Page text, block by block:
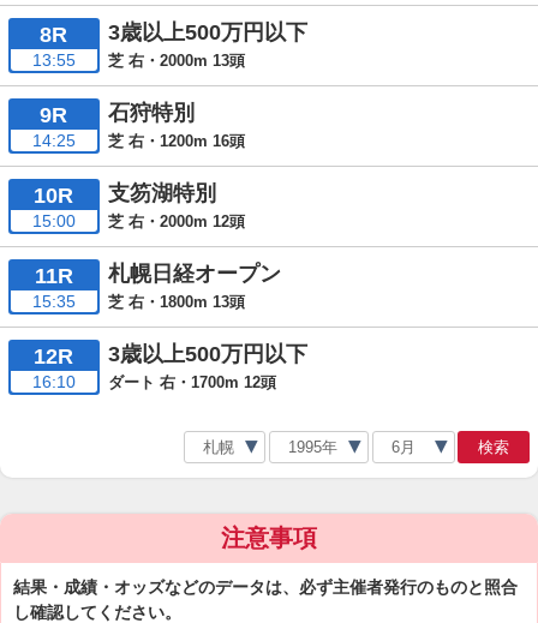
8R
13:55
3歳以上500万円以下
芝 右・2000m 13頭
9R
14:25
石狩特別
芝 右・1200m 16頭
10R
15:00
支笏湖特別
芝 右・2000m 12頭
11R
15:35
札幌日経オープン
芝 右・1800m 13頭
12R
16:10
3歳以上500万円以下
ダート 右・1700m 12頭
検索
注意事項
結果・成績・オッズなどのデータは、必ず主催者発行のものと照合
し確認してください。